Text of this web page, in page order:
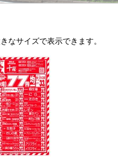
なサイズで表示できます。